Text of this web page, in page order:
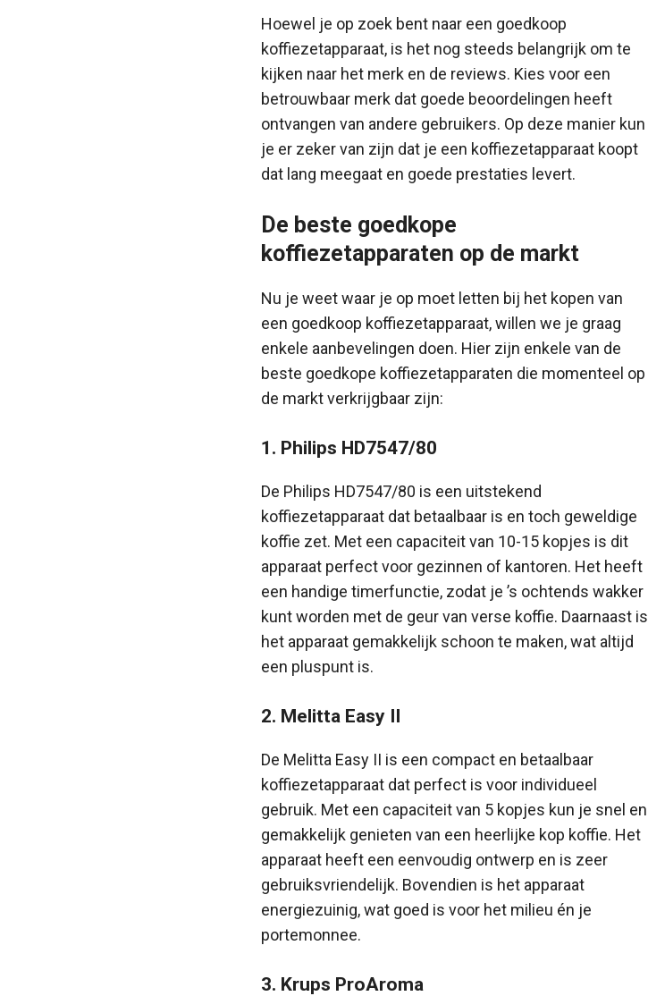
Hoewel je op zoek bent naar een goedkoop
koffiezetapparaat, is het nog steeds belangrijk om te
kijken naar het merk en de reviews. Kies voor een
betrouwbaar merk dat goede beoordelingen heeft
ontvangen van andere gebruikers. Op deze manier kun
je er zeker van zijn dat je een koffiezetapparaat koopt
dat lang meegaat en goede prestaties levert.
De beste goedkope
koffiezetapparaten op de markt
Nu je weet waar je op moet letten bij het kopen van
een goedkoop koffiezetapparaat, willen we je graag
enkele aanbevelingen doen. Hier zijn enkele van de
beste goedkope koffiezetapparaten die momenteel op
de markt verkrijgbaar zijn:
1. Philips HD7547/80
De Philips HD7547/80 is een uitstekend
koffiezetapparaat dat betaalbaar is en toch geweldige
koffie zet. Met een capaciteit van 10-15 kopjes is dit
apparaat perfect voor gezinnen of kantoren. Het heeft
een handige timerfunctie, zodat je ’s ochtends wakker
kunt worden met de geur van verse koffie. Daarnaast is
het apparaat gemakkelijk schoon te maken, wat altijd
een pluspunt is.
2. Melitta Easy II
De Melitta Easy II is een compact en betaalbaar
koffiezetapparaat dat perfect is voor individueel
gebruik. Met een capaciteit van 5 kopjes kun je snel en
gemakkelijk genieten van een heerlijke kop koffie. Het
apparaat heeft een eenvoudig ontwerp en is zeer
gebruiksvriendelijk. Bovendien is het apparaat
energiezuinig, wat goed is voor het milieu én je
portemonnee.
3. Krups ProAroma